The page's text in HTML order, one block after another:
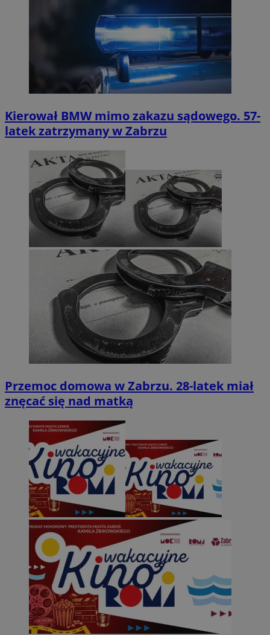
Kierował BMW mimo zakazu sądowego. 57-
latek zatrzymany w Zabrzu
Przemoc domowa w Zabrzu. 28-latek miał
znęcać się nad matką